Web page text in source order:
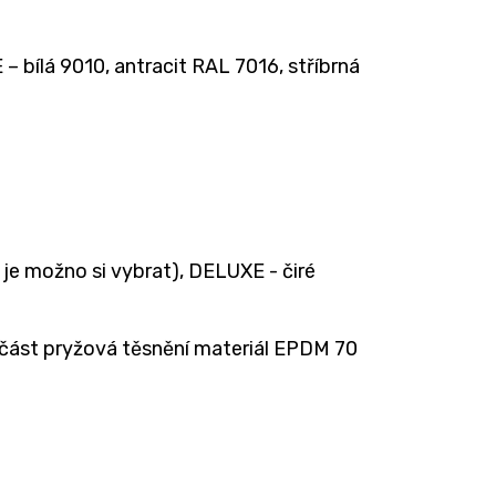
– bílá 9010, antracit RAL 7016, stříbrná
možno si vybrat), DELUXE - čiré
pryžová těsnění materiál EPDM 70